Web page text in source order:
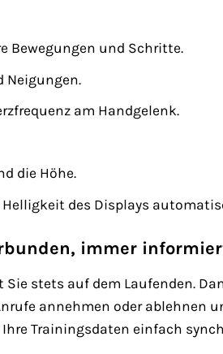
Bewegungen und Schritte.
Neigungen.
am Handgelenk.
die Höhe.
Helligkeit des Displays
immer
Sie stets auf dem Laufenden.
annehmen oder ablehnen
Trainingsdaten einfach